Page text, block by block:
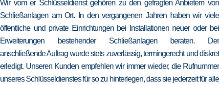
Wir vom er Schlüsseldienst gehören zu den gefragten Anbietern von
Schließanlagen am Ort. In den vergangenen Jahren haben wir viele
öffentliche und private Einrichtungen bei Installationen neuer oder bei
Erweiterungen bestehender Schließanlagen beraten. Der
anschließende Auftrag wurde stets zuverlässig, termingerecht und diskret
erledigt. Unseren Kunden empfehlen wir immer wieder, die Rufnummer
unseres Schlüsseldienstes für so zu hinterlegen, dass sie jederzeit für alle